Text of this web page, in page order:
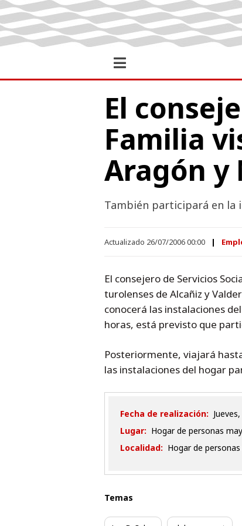
El
Familia
Aragón y
También participará en la
Actualizado 26/07/2006 00:00
El consejero de Servicios
turolenses de Alcañiz y
conocerá las instalaciones
horas, está previsto que
Posteriormente, viajará
las instalaciones del hogar
Fecha de realización:
Lugar: Hogar de personas
Localidad: Hogar de
Temas